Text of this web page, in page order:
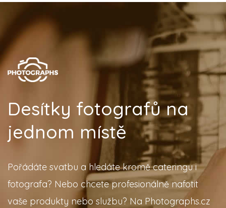
Desítky fotografů na
jednom místě
Pořádáte svatbu a hledáte kromě cateringu i
fotografa? Nebo chcete profesionálně nafotit
vaše produkty nebo službu? Na Photographs.cz